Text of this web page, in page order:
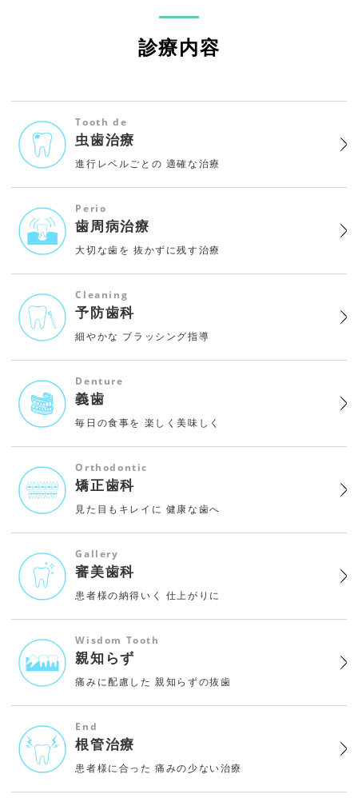
診療内容
Tooth de
虫歯治療
進行レベルごとの 適確な治療
Perio
歯周病治療
大切な歯を 抜かずに残す治療
Cleaning
予防歯科
細やかな ブラッシング指導
Denture
義歯
毎日の食事を 楽しく美味しく
Orthodontic
矯正歯科
見た目もキレイに 健康な歯へ
Gallery
審美歯科
患者様の納得いく 仕上がりに
Wisdom Tooth
親知らず
痛みに配慮した 親知らずの抜歯
End
根管治療
患者様に合った 痛みの少ない治療